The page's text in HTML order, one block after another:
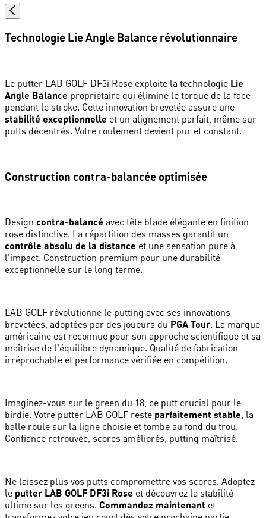
Technologie Lie Angle Balance révolutionnaire
Le putter LAB GOLF DF3i Rose exploite la technologie Lie
Angle Balance propriétaire qui élimine le torque de la face
pendant le stroke. Cette innovation brevetée assure une
stabilité exceptionnelle et un alignement parfait, même sur
putts décentrés. Votre roulement devient pur et constant.
Construction contra-balancée optimisée
Design contra-balancé avec tête blade élégante en finition
rose distinctive. La répartition des masses garantit un
contrôle absolu de la distance et une sensation pure à
l'impact. Construction premium pour une durabilité
exceptionnelle sur le long terme.
LAB GOLF révolutionne le putting avec ses innovations
brevetées, adoptées par des joueurs du PGA Tour. La marque
américaine est reconnue pour son approche scientifique et sa
maîtrise de l'équilibre dynamique. Qualité de fabrication
irréprochable et performance vérifiée en compétition.
Imaginez-vous sur le green du 18, ce putt crucial pour le
birdie. Votre putter LAB GOLF reste parfaitement stable, la
balle roule sur la ligne choisie et tombe au fond du trou.
Confiance retrouvée, scores améliorés, putting maîtrisé.
Ne laissez plus vos putts compromettre vos scores. Adoptez
le putter LAB GOLF DF3i Rose et découvrez la stabilité
ultime sur les greens. Commandez maintenant et